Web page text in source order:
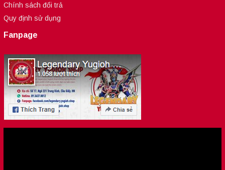
Chính sách đổi trả
Quy định sử dụng
Fanpage